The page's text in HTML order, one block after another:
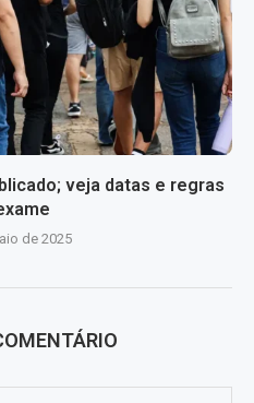
veja datas e regras
de 2025